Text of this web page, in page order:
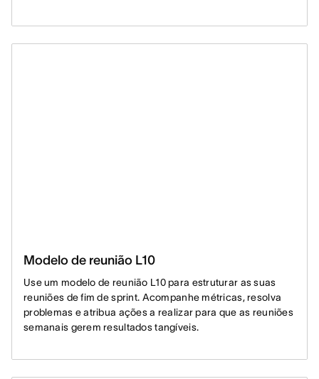
Modelo de reunião L10
Use um modelo de reunião L10 para estruturar as suas
reuniões de fim de sprint. Acompanhe métricas, resolva
problemas e atribua ações a realizar para que as reuniões
semanais gerem resultados tangíveis.